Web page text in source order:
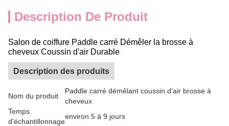
Description De Produit
Salon de coiffure Paddle carré Démêler la brosse à
cheveux Coussin d'air Durable
Description des produits
Nom du produit
Paddle carré démêlant coussin d'air brosse à
cheveux
Temps
d'échantillonnage
environ 5 à 9 jours